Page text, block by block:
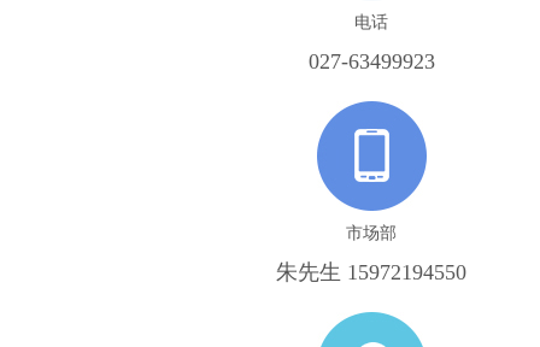
电话
027-63499923
市场部
朱先生 15972194550